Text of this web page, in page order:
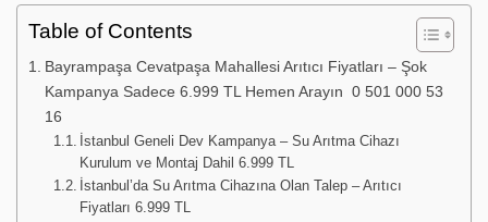
Table of Contents
Bayrampaşa Cevatpaşa Mahallesi Arıtıcı Fiyatları – Şok
Kampanya Sadece 6.999 TL Hemen Arayın 0 501 000 53
16
İstanbul Geneli Dev Kampanya – Su Arıtma Cihazı
Kurulum ve Montaj Dahil 6.999 TL
İstanbul’da Su Arıtma Cihazına Olan Talep – Arıtıcı
Fiyatları 6.999 TL